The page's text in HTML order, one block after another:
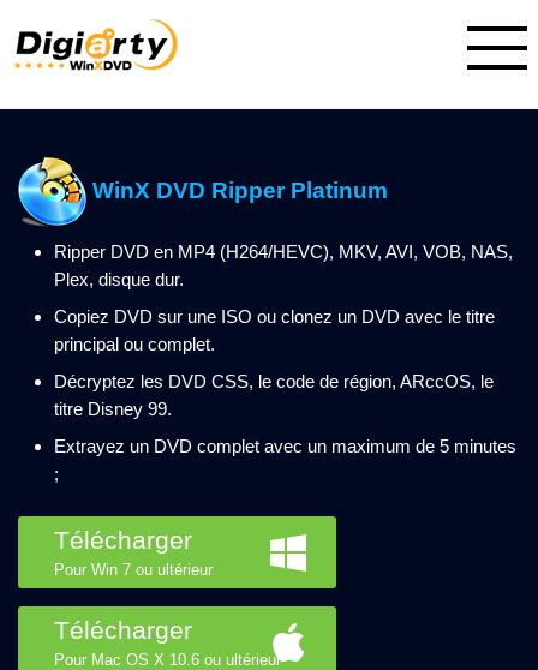
WinX DVD Ripper Platinum
Ripper DVD en MP4 (H264/HEVC), MKV, AVI, VOB, NAS,
Plex, disque dur.
Copiez DVD sur une ISO ou clonez un DVD avec le titre
principal ou complet.
Décryptez les DVD CSS, le code de région, ARccOS, le
titre Disney 99.
Extrayez un DVD complet avec un maximum de 5 minutes
;
Télécharger
Pour Win 7 ou ultérieur
Télécharger
Pour Mac OS X 10.6 ou ultérieur